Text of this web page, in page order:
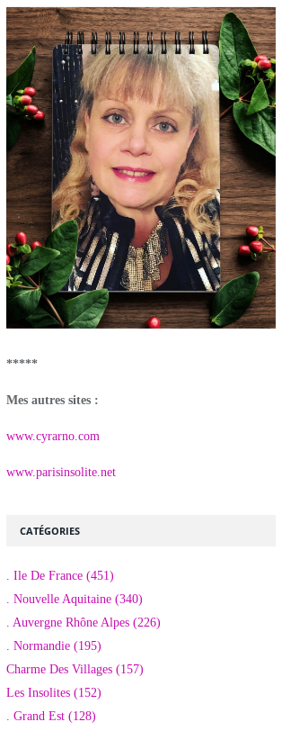
CATÉGORIES
. Ile De France (451)
. Nouvelle Aquitaine (340)
. Auvergne Rhône Alpes (226)
. Normandie (195)
Charme Des Villages (157)
Les Insolites (152)
. Grand Est (128)
*****
Mes autres sites :
www.cyrarno.com
www.parisinsolite.net